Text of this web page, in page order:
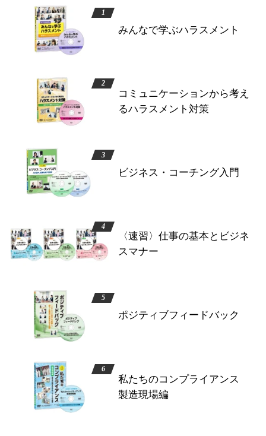
みんなで学ぶハラスメント
コミュニケーションから考え
るハラスメント対策
ビジネス・コーチング入門
〈速習〉仕事の基本とビジネ
スマナー
ポジティブフィードバック
私たちのコンプライアンス
製造現場編